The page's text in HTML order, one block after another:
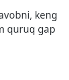
keng
quruq gap